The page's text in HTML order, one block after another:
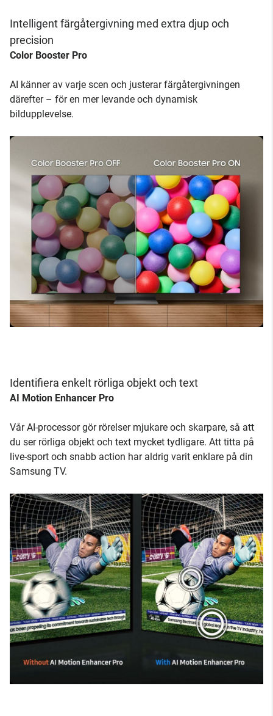
Intelligent färgåtergivning med extra djup och
precision
Color Booster Pro
AI känner av varje scen och justerar färgåtergivningen
därefter – för en mer levande och dynamisk
bildupplevelse.
Identifiera enkelt rörliga objekt och text
AI Motion Enhancer Pro
Vår AI-processor gör rörelser mjukare och skarpare, så att
du ser rörliga objekt och text mycket tydligare. Att titta på
live-sport och snabb action har aldrig varit enklare på din
Samsung TV.